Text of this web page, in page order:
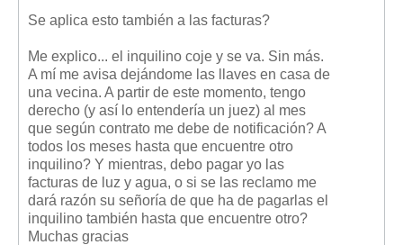
Se aplica esto también a las facturas?
Me explico... el inquilino coje y se va. Sin más.
A mí me avisa dejándome las llaves en casa de
una vecina. A partir de este momento, tengo
derecho (y así lo entendería un juez) al mes
que según contrato me debe de notificación? A
todos los meses hasta que encuentre otro
inquilino? Y mientras, debo pagar yo las
facturas de luz y agua, o si se las reclamo me
dará razón su señoría de que ha de pagarlas el
inquilino también hasta que encuentre otro?
Muchas gracias